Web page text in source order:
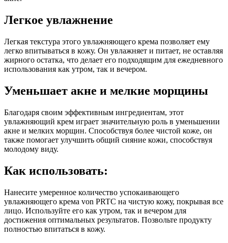
Легкое увлажнение
Легкая текстура этого увлажняющего крема позволяет ему
легко впитываться в кожу. Он увлажняет и питает, не оставляя
жирного остатка, что делает его подходящим для ежедневного
использования как утром, так и вечером.
Уменьшает акне и мелкие морщины
Благодаря своим эффективным ингредиентам, этот
увлажняющий крем играет значительную роль в уменьшении
акне и мелких морщин. Способствуя более чистой коже, он
также помогает улучшить общий сияние кожи, способствуя
молодому виду.
Как использовать:
Нанесите умеренное количество успокаивающего
увлажняющего крема von PRTC на чистую кожу, покрывая все
лицо. Используйте его как утром, так и вечером для
достижения оптимальных результатов. Позвольте продукту
полностью впитаться в кожу.